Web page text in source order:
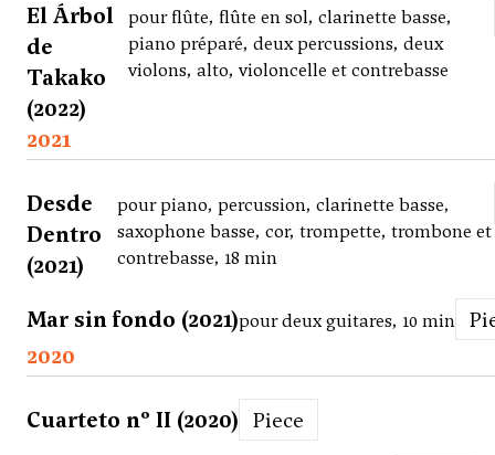
El Árbol
de
Takako
(2022)
pour flûte, flûte en sol, clarinette basse,
piano préparé, deux percussions, deux
violons, alto, violoncelle et contrebasse
2021
Desde
Dentro
(2021)
pour piano, percussion, clarinette basse,
saxophone basse, cor, trompette, trombone et
contrebasse, 18 min
Mar sin fondo (2021)pour deux guitares, 10 min
2020
Cuarteto nº II (2020) Piece